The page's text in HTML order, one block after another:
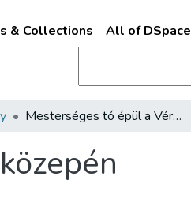
& Collections All of DSpace
Mesterséges tó épül a Vérmező közepén